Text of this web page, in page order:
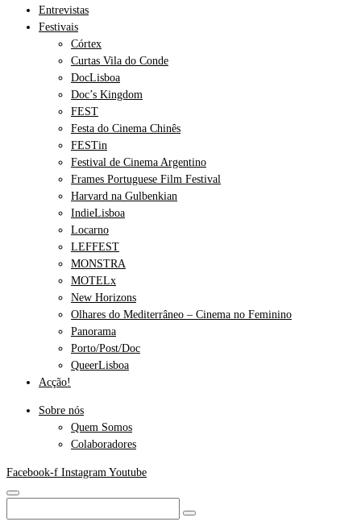
Entrevistas
Festivais
Córtex
Curtas Vila do Conde
DocLisboa
Doc’s Kingdom
FEST
Festa do Cinema Chinês
FESTin
Festival de Cinema Argentino
Frames Portuguese Film Festival
Harvard na Gulbenkian
IndieLisboa
Locarno
LEFFEST
MONSTRA
MOTELx
New Horizons
Olhares do Mediterrâneo – Cinema no Feminino
Panorama
Porto/Post/Doc
QueerLisboa
Acção!
Sobre nós
Quem Somos
Colaboradores
Facebook-f Instagram Youtube